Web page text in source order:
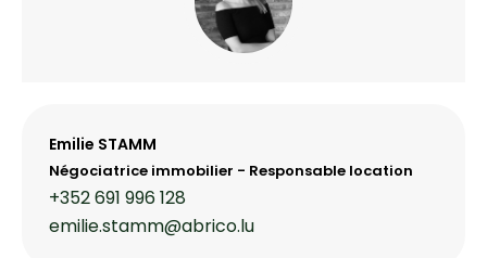
Emilie STAMM
Négociatrice immobilier - Responsable location
+352 691 996 128
emilie.stamm@abrico.lu